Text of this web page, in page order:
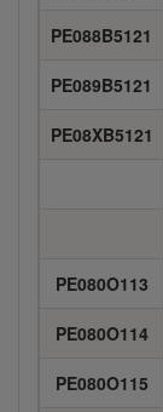
PE088B5121
PE089B5121
PE08XB5121
PE080O113
PE080O114
PE080O115